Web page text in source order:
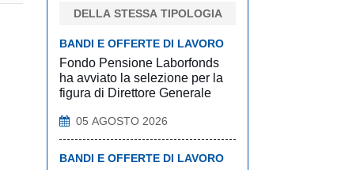
DELLA STESSA TIPOLOGIA
BANDI E OFFERTE DI LAVORO
Fondo Pensione Laborfonds
ha avviato la selezione per la
figura di Direttore Generale
05 AGOSTO 2026
BANDI E OFFERTE DI LAVORO